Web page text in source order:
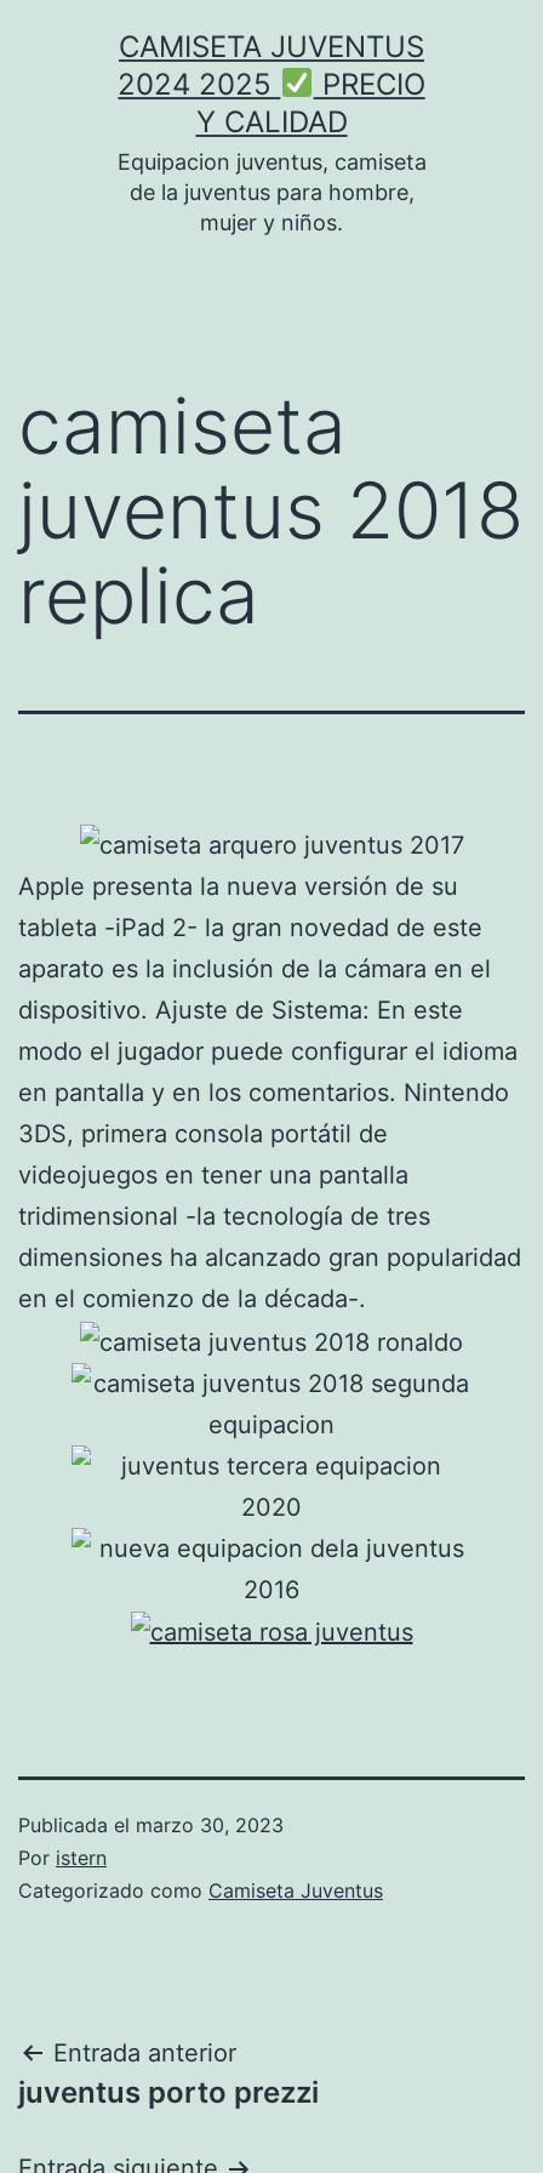
CAMISETA JUVENTUS
2024 2025
PRECIO
Y CALIDAD
Equipacion juventus, camiseta
de la juventus para hombre,
mujer y niños.
camiseta
juventus 2018
replica
Apple presenta la nueva versión de su
tableta -iPad 2- la gran novedad de este
aparato es la inclusión de la cámara en el
dispositivo. Ajuste de Sistema: En este
modo el jugador puede configurar el idioma
en pantalla y en los comentarios. Nintendo
3DS, primera consola portátil de
videojuegos en tener una pantalla
tridimensional -la tecnología de tres
dimensiones ha alcanzado gran popularidad
en el comienzo de la década-.
Publicada el marzo 30, 2023
Por istern
Categorizado como Camiseta Juventus
Navegación
de
Entrada anterior
juventus porto prezzi